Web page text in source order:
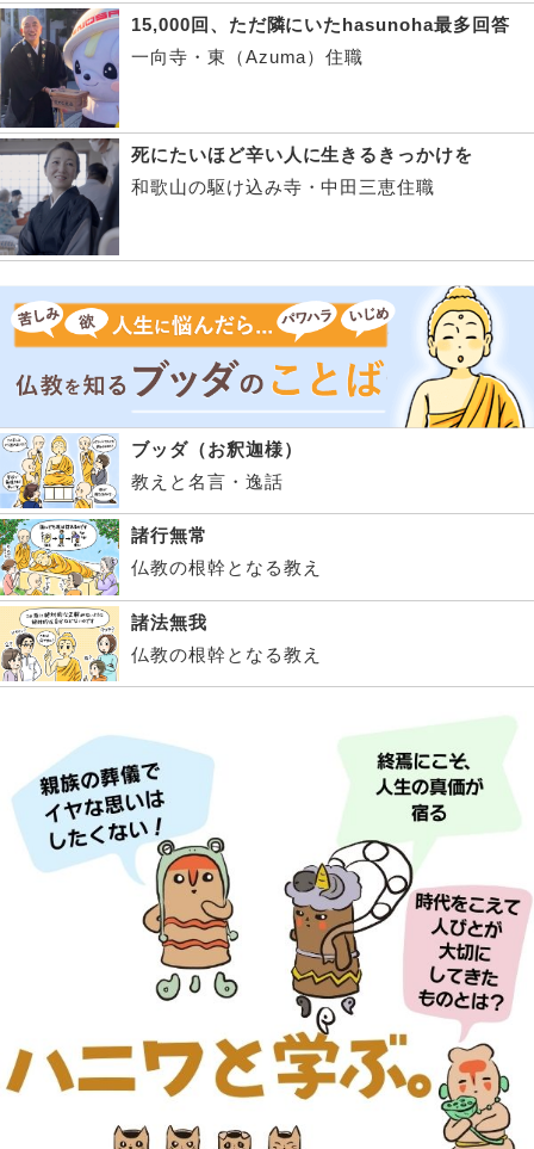
15,000回、ただ隣にいたhasunoha最多回答
一向寺・東（Azuma）住職
死にたいほど辛い人に生きるきっかけを
和歌山の駆け込み寺・中田三恵住職
ブッダ（お釈迦様）
教えと名言・逸話
諸行無常
仏教の根幹となる教え
諸法無我
仏教の根幹となる教え